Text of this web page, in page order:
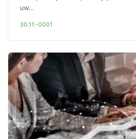
uw...
30.11.-0001